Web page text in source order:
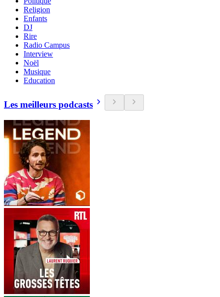
Religion
Enfants
DJ
Rire
Radio Campus
Interview
Noël
Musique
Education
Les meilleurs podcasts